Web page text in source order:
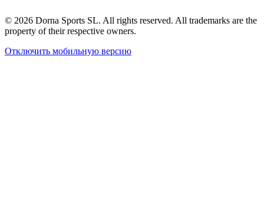
© 2026 Dorna Sports SL. All rights reserved. All trademarks are the
property of their respective owners.
Отключить мобильную версию